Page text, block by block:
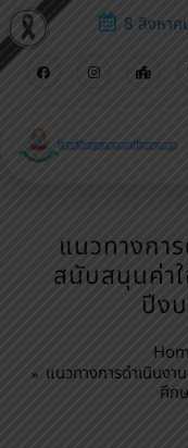
8 สิงหา
แนวทางกา
สนับสนุนค่า
ปีง
แนวทางการดำเนินงา
ศึก